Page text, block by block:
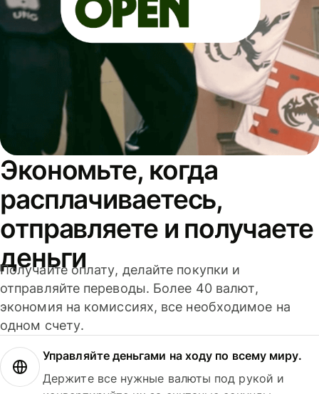
Экономьте, когда
расплачиваетесь,
отправляете и получаете
деньги
Получайте оплату, делайте покупки и
отправляйте переводы. Более 40 валют,
экономия на комиссиях, все необходимое на
одном счету.
Управляйте деньгами на ходу по всему миру.
Держите все нужные валюты под рукой и